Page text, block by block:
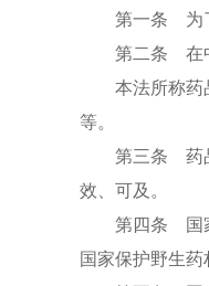
第一条 为了
第二条 在中
本法所称药品
等。
第三条 药品
效、可及。
第四条 国家
国家保护野生药